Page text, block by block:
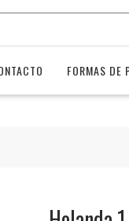
FORMAS DE